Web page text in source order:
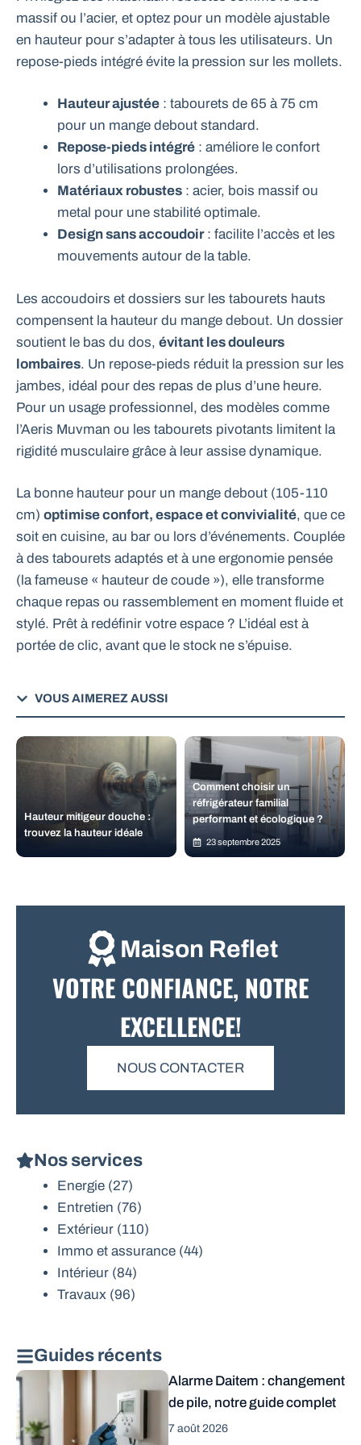
massif ou l’acier, et optez pour un modèle ajustable
en hauteur pour s’adapter à tous les utilisateurs. Un
repose-pieds intégré évite la pression sur les mollets.
Hauteur ajustée : tabourets de 65 à 75 cm
pour un mange debout standard.
Repose-pieds intégré : améliore le confort
lors d’utilisations prolongées.
Matériaux robustes : acier, bois massif ou
metal pour une stabilité optimale.
Design sans accoudoir: facilite l’accès et les
mouvements autour de la table.
Les accoudoirs et dossiers sur les tabourets hauts
compensent la hauteur du mange debout. Un dossier
soutient le bas du dos, évitant les douleurs
lombaires. Un repose-pieds réduit la pression sur les
jambes, idéal pour des repas de plus d’une heure.
Pour un usage professionnel, des modèles comme
l’Aeris Muvman ou les tabourets pivotants limitent la
rigidité musculaire grâce à leur assise dynamique.
La bonne hauteur pour un mange debout (105-110
cm) optimise confort, espace et convivialité, que ce
soit en cuisine, au bar ou lors d’événements. Couplée
à des tabourets adaptés et à une ergonomie pensée
(la fameuse « hauteur de coude »), elle transforme
chaque repas ou rassemblement en moment fluide et
stylé. Prêt à redéfinir votre espace ? L’idéal est à
portée de clic, avant que le stock ne s’épuise.
VOUS AIMEREZ AUSSI
Hauteur mitigeur douche :
trouvez la hauteur idéale
Comment choisir un
réfrigérateur familial
performant et écologique ?
23 septembre 2025
Maison Reflet
VOTRE CONFIANCE, NOTRE
EXCELLENCE!
NOUS CONTACTER
Nos services
Energie (27)
Entretien (76)
Extérieur (110)
Immo et assurance (44)
Intérieur (84)
Travaux (96)
Guides récents
Alarme Daitem : changement
de pile, notre guide complet
7 août 2026